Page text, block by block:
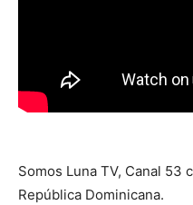
Somos Luna TV, Canal 53
República Dominicana.